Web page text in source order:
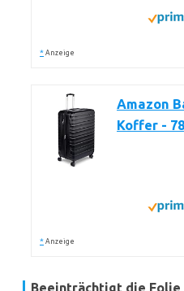
* Anzeige
Amazon
Koffer -
* Anzeige
Beeinträchtigt die Folie